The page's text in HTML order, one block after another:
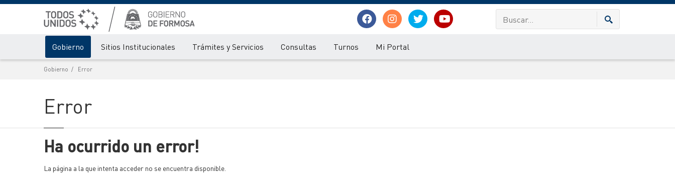
Gobierno Sitios Institucionales Trámites y Servicios Consultas Turnos Mi Portal
Gobierno Error
Error
Ha ocurrido un error!
La página a la que intenta acceder no se encuentra disponible.